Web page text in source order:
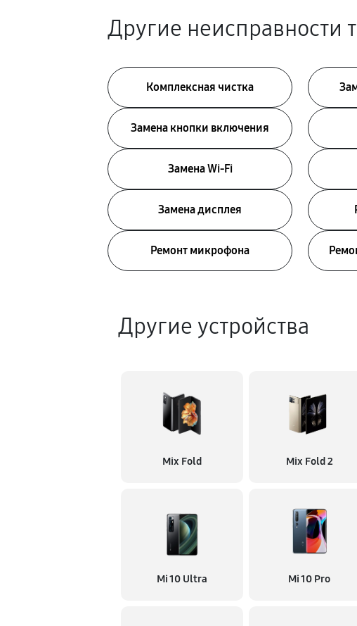
Другие неисправности
Комплексная чистка
Замена кнопки включения
Замена Wi-Fi
Замена дисплея
Ремонт микрофона
Другие устройства
Mix Fold Mix Fold 2
Mi 10 Ultra Mi 10 Pro